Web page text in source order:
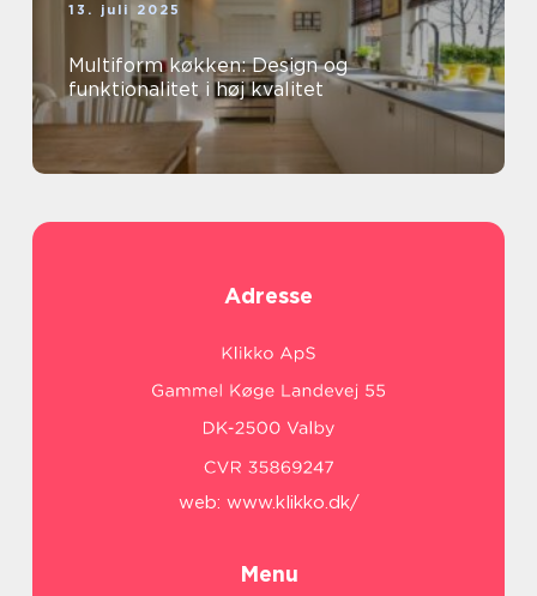
13. juli 2025
Multiform køkken: Design og
funktionalitet i høj kvalitet
Adresse
web: www.klikko.dk/
Menu